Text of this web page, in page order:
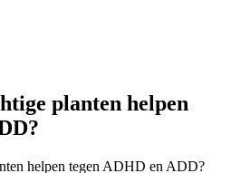
planten helpen